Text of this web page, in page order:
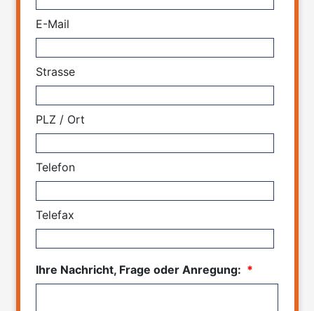
E-Mail
Strasse
PLZ / Ort
Telefon
Telefax
*
Ihre Nachricht, Frage oder Anregung: